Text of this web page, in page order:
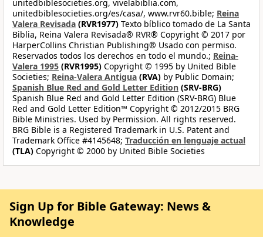
unitedbiblesocieties.org, vivelabiblia.com,
unitedbiblesocieties.org/es/casa/, www.rvr60.bible; Reina
Valera Revisada (RVR1977) Texto bíblico tomado de La Santa
Biblia, Reina Valera Revisada® RVR® Copyright © 2017 por
HarperCollins Christian Publishing® Usado con permiso.
Reservados todos los derechos en todo el mundo.; Reina-
Valera 1995 (RVR1995) Copyright © 1995 by United Bible
Societies; Reina-Valera Antigua (RVA) by Public Domain;
Spanish Blue Red and Gold Letter Edition (SRV-BRG)
Spanish Blue Red and Gold Letter Edition (SRV-BRG) Blue
Red and Gold Letter Edition™ Copyright © 2012/2015 BRG
Bible Ministries. Used by Permission. All rights reserved.
BRG Bible is a Registered Trademark in U.S. Patent and
Trademark Office #4145648; Traducción en lenguaje actual
(TLA) Copyright © 2000 by United Bible Societies
Sign Up for Bible Gateway: News &
Knowledge